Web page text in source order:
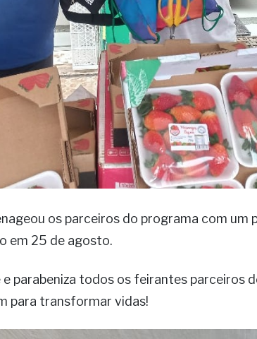
os parceiros do programa com um
em 25 de agosto.
e parabeniza todos os feirantes parceiros
para transformar vidas!